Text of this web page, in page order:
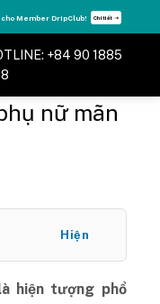
- sống đỉnh cao với thẻ Vitamin Drip
+84 90 1885
nữ mãn
Hiện
hiện tượng phổ